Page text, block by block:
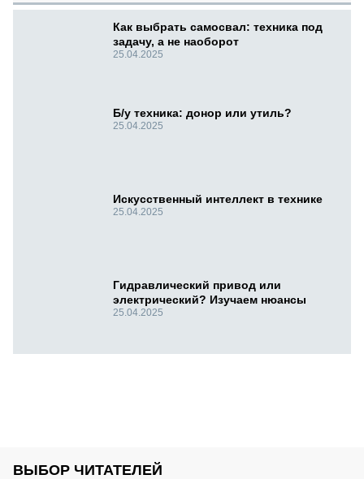
Как выбрать самосвал: техника под
задачу, а не наоборот
25.04.2025
Б/у техника: донор или утиль?
25.04.2025
Искусственный интеллект в технике
25.04.2025
Гидравлический привод или
электрический? Изучаем нюансы
25.04.2025
ВЫБОР ЧИТАТЕЛЕЙ